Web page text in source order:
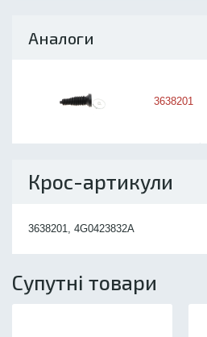
Аналоги
3638201
Крос-артикули
3638201, 4G0423832A
Супутні товари